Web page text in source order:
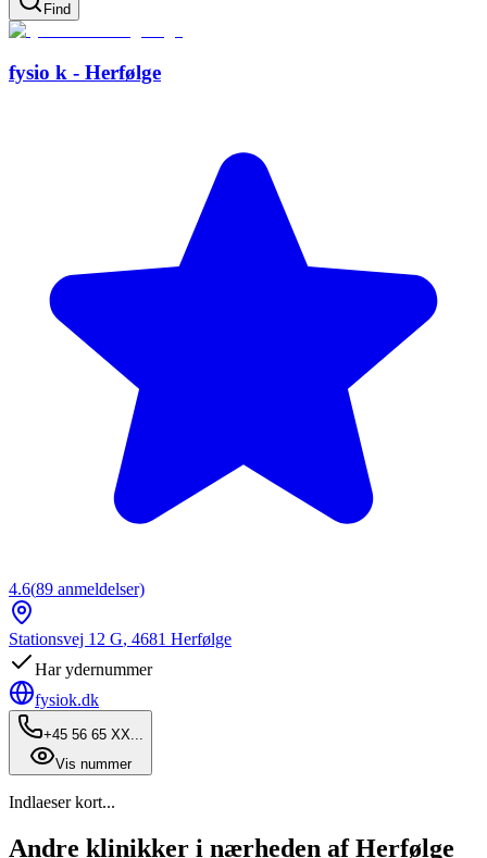
Find
fysio k - Herfølge
4.6(89 anmeldelser)
Stationsvej 12 G, 4681 Herfølge
Har ydernummer
fysiok.dk
+45 56 65 XX...
Vis nummer
Indlaeser kort...
Andre klinikker i nærheden af Herfølge